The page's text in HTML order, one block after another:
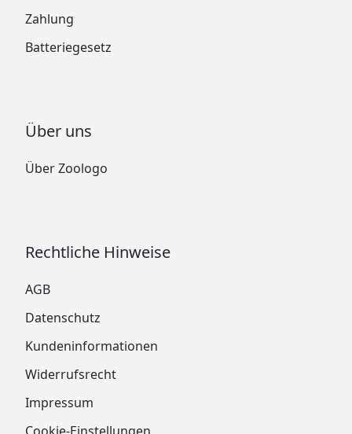
Zahlung
Batteriegesetz
Über uns
Über Zoologo
Rechtliche Hinweise
AGB
Datenschutz
Kundeninformationen
Widerrufsrecht
Impressum